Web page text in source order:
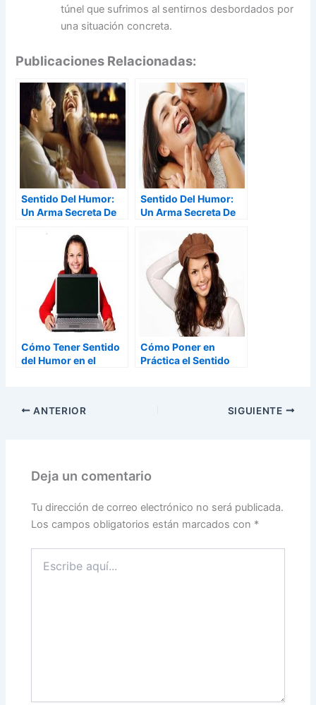
túnel que sufrimos al sentirnos desbordados por
una situación concreta.
Publicaciones Relacionadas:
Sentido Del Humor:
Un Arma Secreta De
Sentido Del Humor:
Un Arma Secreta De
Cómo Tener Sentido
del Humor en el
Cómo Poner en
Práctica el Sentido
ANTERIOR SIGUIENTE
Deja un comentario
Tu dirección de correo electrónico no será publicada.
Los campos obligatorios están marcados con *
aquí...